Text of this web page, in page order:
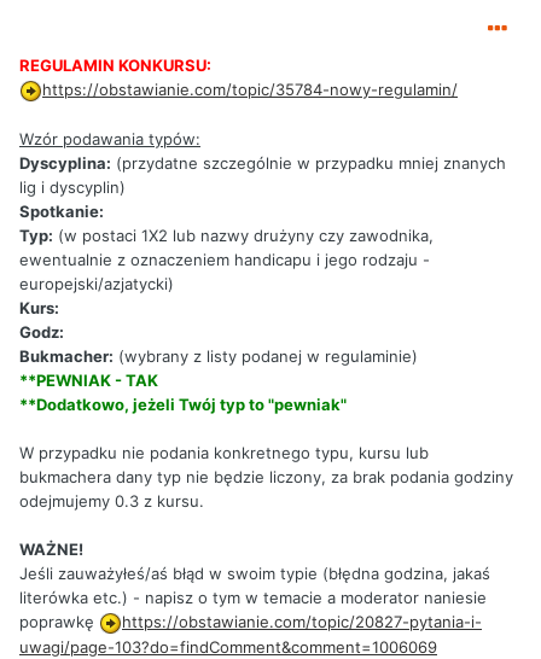
REGULAMIN KONKURSU:
https://obstawianie.com/topic/35784-nowy-regulamin/
Wzór podawania typów:
Dyscyplina: (przydatne szczególnie w przypadku mniej znanych
lig i dyscyplin)
Spotkanie:
Typ: (w postaci 1X2 lub nazwy drużyny czy zawodnika,
ewentualnie z oznaczeniem handicapu i jego rodzaju -
europejski/azjatycki)
Kurs:
Godz:
Bukmacher: (wybrany z listy podanej w regulaminie)
**PEWNIAK - TAK
**Dodatkowo, jeżeli Twój typ to "pewniak"
W przypadku nie podania konkretnego typu, kursu lub
bukmachera dany typ nie będzie liczony, za brak podania godziny
odejmujemy 0.3 z kursu.
WAŻNE!
Jeśli zauważyłeś/aś błąd w swoim typie (błędna godzina, jakaś
literówka etc.) - napisz o tym w temacie a moderator naniesie
poprawkę
https://obstawianie.com/topic/20827-pytania-i-
uwagi/page-103?do=findComment&comment=1006069